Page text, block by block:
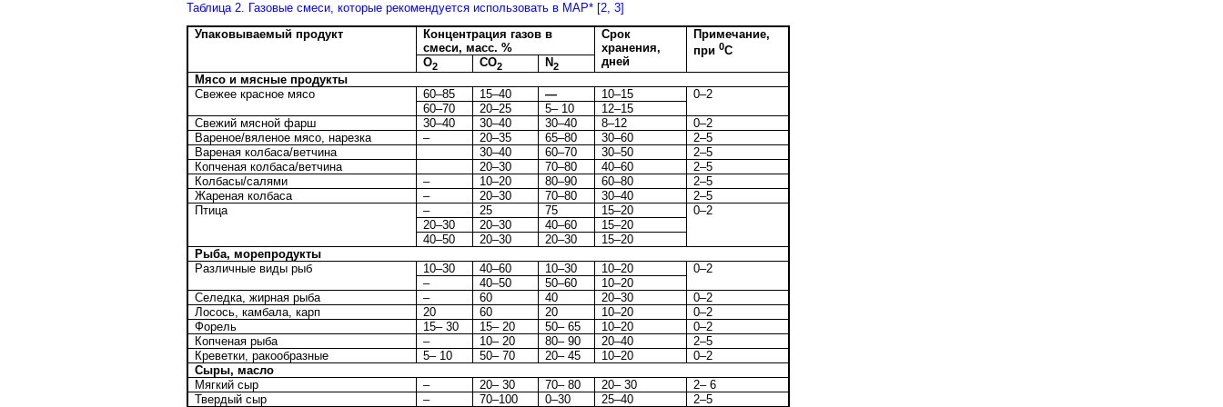
Таблица 2. Газовые смеси, которые рекомендуется использовать в МАР* [2, 3]
Упаковываемый продукт
Концентрация газов в
смеси, масс. %
Срок
хранения,
дней
Примечание,
при0С
О2 СО2 N2
Мясо и мясные продукты
Свежее красное мясо
60–85 15–40 — 10–15
0–2
60–70
20–25 5– 10
12–15
Свежий мясной фарш
30–40 30–40 30–40 8–12
0–2
Вареное/вяленое мясо, нарезка
– 20–35 65–80 30–60
2–5
Вареная колбаса/ветчина
30–40 60–70 30–50
2–5
Копченая колбаса/ветчина
20–30 70–80 40–60
2–5
Колбасы/салями
– 10–20 80–90 60–80
2–5
Жареная колбаса
– 20–30 70–80 30–40
2–5
Птица
– 25 75 15–20
0–2
20–30
20–30 40–60
15–20
40–50
20–30 20–30
15–20
Рыба, морепродукты
Различные виды рыб
10–30 40–60 10–30 10–20
0–2
–
40–50 50–60
10–20
Селедка, жирная рыба
– 60 40 20–30
0–2
Лосось, камбала, карп
20 60 20 10–20
0–2
Форель
15– 30 15– 20 50– 65 10–20
0–2
Копченая рыба
– 10– 20 80– 90 20–40
2–5
Креветки, ракообразные
5– 10 50– 70 20– 45 10–20
0–2
Сыры, масло
Мягкий сыр
– 20– 30 70– 80 20– 30
2– 6
Твердый сыр
– 70–100 0–30 25–40 2–5